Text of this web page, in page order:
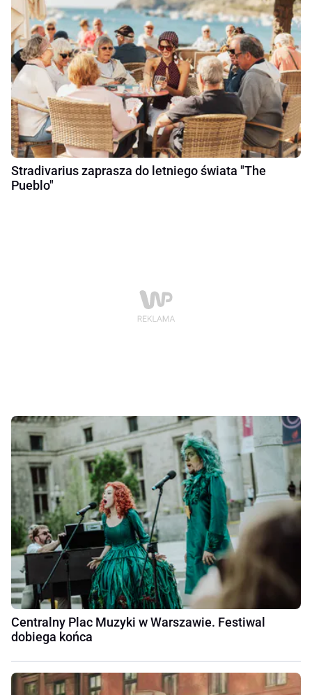
Stradivarius zaprasza do letniego świata "The
Pueblo"
Centralny Plac Muzyki w Warszawie. Festiwal
dobiega końca